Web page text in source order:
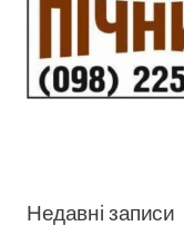
Недавні записи